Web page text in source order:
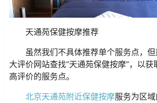
天通苑保健按摩推荐
虽然我们不具体推荐单个服务点，
大评价网站查找“天通苑保健按摩”，以
高评价的服务点。
北京天通苑附近保健按摩服务为区